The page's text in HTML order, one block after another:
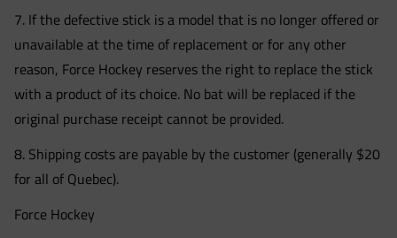
7. If the defective stick is a model that is no longer offered or
unavailable at the time of replacement or for any other
reason, Force Hockey reserves the right to replace the stick
with a product of its choice. No bat will be replaced if the
original purchase receipt cannot be provided.
8. Shipping costs are payable by the customer (generally $20
for all of Quebec).
Force Hockey